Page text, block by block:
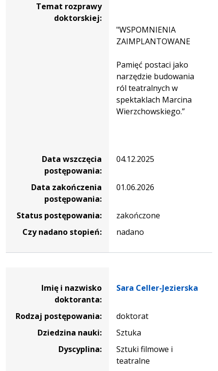
Temat rozprawy
doktorskiej:
"WSPOMNIENIA
ZAIMPLANTOWANE
Pamięć postaci jako
narzędzie budowania
ról teatralnych w
spektaklach Marcina
Wierzchowskiego.”
Data wszczęcia
postępowania:
04.12.2025
Data zakończenia
postępowania:
01.06.2026
Status postępowania:
zakończone
Czy nadano stopień:
nadano
Imię i nazwisko
doktoranta:
Sara Celler-Jezierska
Rodzaj postępowania:
doktorat
Dziedzina nauki:
Sztuka
Dyscyplina:
Sztuki filmowe i
teatralne